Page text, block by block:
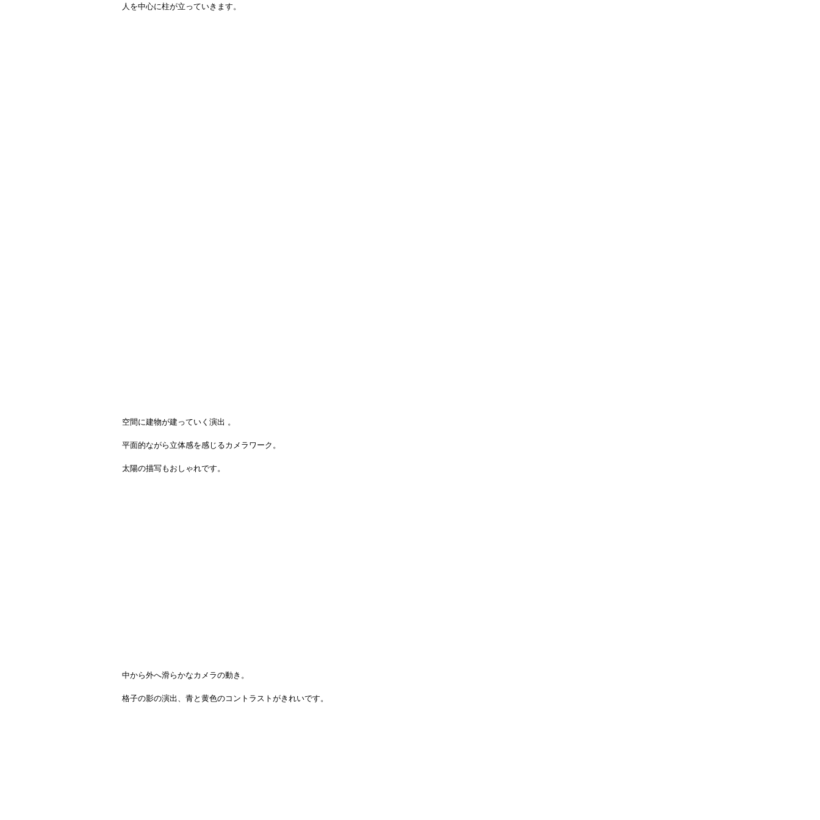
人を中心に柱が立っていきます。
空間に建物が建っていく演出 。
平面的ながら立体感を感じるカメラワーク。
太陽の描写もおしゃれです。
中から外へ滑らかなカメラの動き。
格子の影の演出、青と黄色のコントラストがきれいです。